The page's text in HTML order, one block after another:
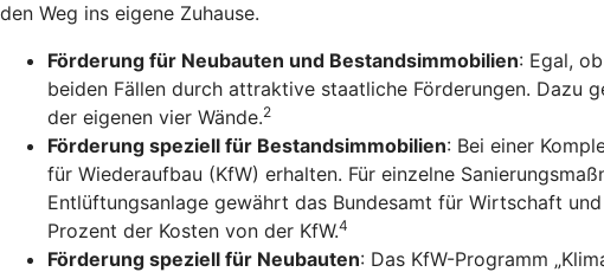
den Weg ins eigene Zuhause.
Förderung für Neubauten und Bestandsimmobilien: Egal,
beiden Fällen durch attraktive staatliche Förderungen. Dazu
der eigenen vier Wände.2
Förderung speziell für Bestandsimmobilien: Bei einer
für Wiederaufbau (KfW) erhalten. Für einzelne
Entlüftungsanlage gewährt das Bundesamt für Wirtschaft
Prozent der Kosten von der KfW.4
Förderung speziell für Neubauten: Das KfW-Programm